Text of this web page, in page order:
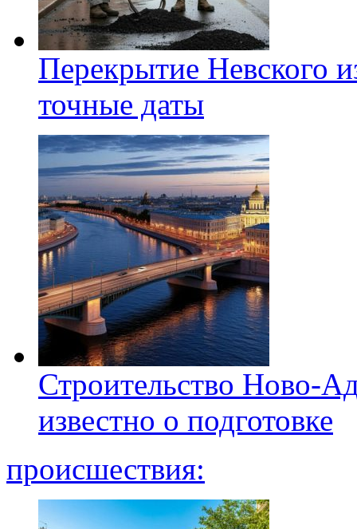
Перекрытие Невского
точные даты
Строительство Ново-
известно о подготовке
происшествия: